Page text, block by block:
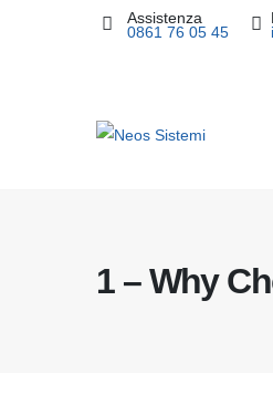
Assistenza
0861 76 05 45
1 – Why